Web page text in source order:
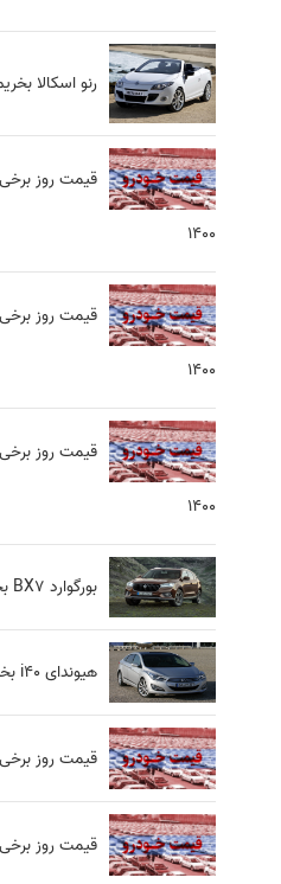
رنو اسکالا
1400
1400
1400
بورگوارد BX7 بخریم یا رنو کولیوس؟
هیوندای i40 بخریم یا پژو 407؟
قیمت روز برخی از